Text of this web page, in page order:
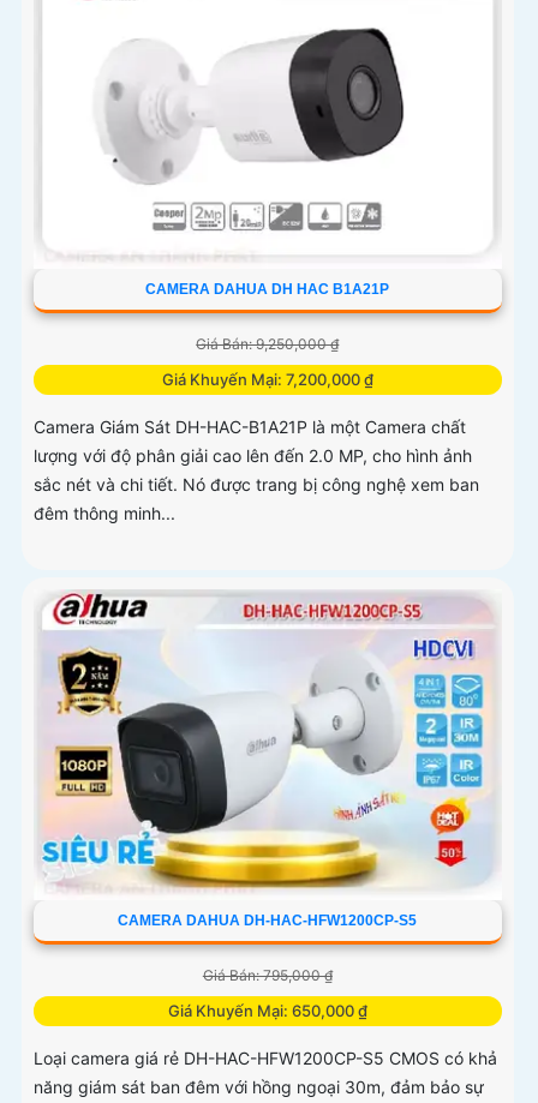
CAMERA DAHUA DH HAC B1A21P
Giá Bán: 9,250,000 ₫
Giá Khuyến Mại: 7,200,000 ₫
Camera Giám Sát DH-HAC-B1A21P là một Camera chất
lượng với độ phân giải cao lên đến 2.0 MP, cho hình ảnh
sắc nét và chi tiết. Nó được trang bị công nghệ xem ban
đêm thông minh...
CAMERA DAHUA DH-HAC-HFW1200CP-S5
Giá Bán: 795,000 ₫
Giá Khuyến Mại: 650,000 ₫
Loại camera giá rẻ DH-HAC-HFW1200CP-S5 CMOS có khả
năng giám sát ban đêm với hồng ngoại 30m, đảm bảo sự